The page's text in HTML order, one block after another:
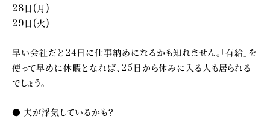
28日(月)
29日(火)
早い会社だと24日に仕事納めになるかも知れません。「有給」を
使って早めに休暇となれば、25日から休みに入る人も居られる
でしょう。
● 夫が浮気しているかも？